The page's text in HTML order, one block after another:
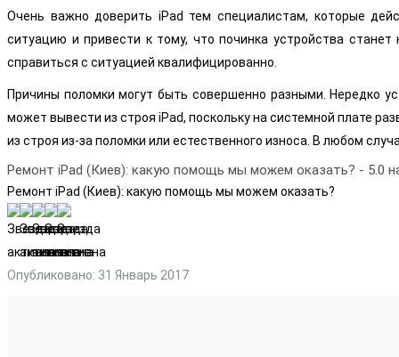
Очень важно доверить iPad тем специалистам, которые
ситуацию и привести к тому, что починка устройства
справиться с ситуацией квалифицированно.
Причины поломки могут быть совершенно разными. Нередко
может вывести из строя iPad, поскольку на системной плате
из строя из-за поломки или естественного износа. В любом
Ремонт iPad (Киев): какую помощь мы можем оказать? - 5.0
Ремонт iPad (Киев): какую помощь мы можем оказать?
Опубликовано: 31 Январь 2017